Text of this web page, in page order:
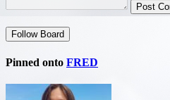
Post
Follow Board
Pinned onto FRED